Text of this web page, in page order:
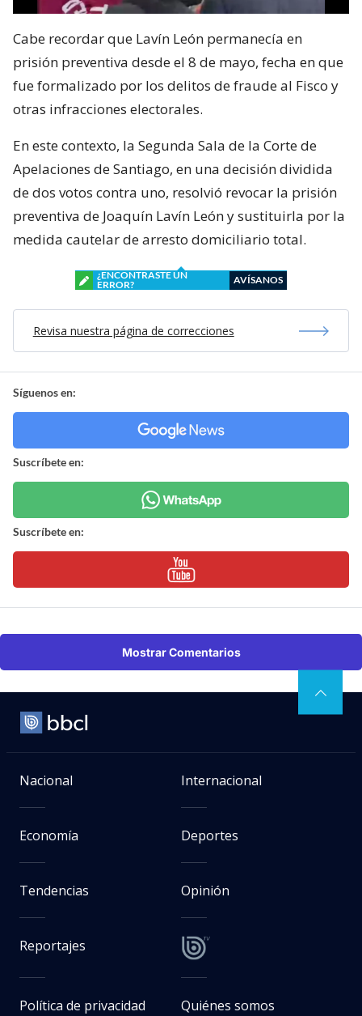
Cabe recordar que Lavín León permanecía en
prisión preventiva desde el 8 de mayo, fecha en que
fue formalizado por los delitos de fraude al Fisco y
otras infracciones electorales.
En este contexto, la Segunda Sala de la Corte de
Apelaciones de Santiago, en una decisión dividida
de dos votos contra uno, resolvió revocar la prisión
preventiva de Joaquín Lavín León y sustituirla por la
medida cautelar de arresto domiciliario total.
¿ENCONTRASTE UN
ERROR?
AVÍSANOS
Revisa nuestra página de correcciones
Síguenos en:
Suscríbete en:
Suscríbete en:
Mostrar Comentarios
Nacional Internacional
Economía Deportes
Tendencias Opinión
Reportajes
Política de privacidad Quiénes somos